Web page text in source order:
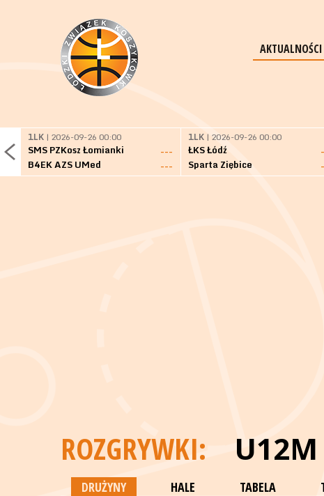
AKTUALNOŚCI
1LK | 2026-09-26 00:00
SMS PZKosz Łomianki
---
B4EK AZS UMed
---
1LK | 2026-09-26 00:00
ŁKS Łódź
Sparta Ziębice
ROZGRYWKI: U12M
DRUŻYNY HALE TABELA